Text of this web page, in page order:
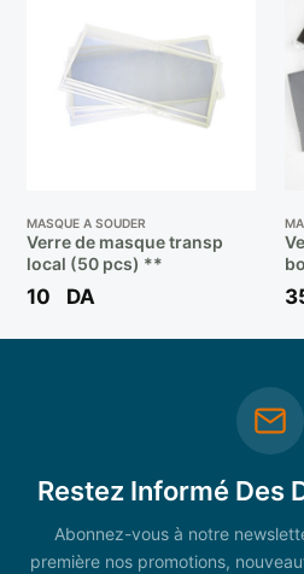
MASQUE A SOUDER
Verre de masque transp
local (50 pcs) **
10 DA
Restez Informé Des
Abonnez-vous à notre
première nos promotions,